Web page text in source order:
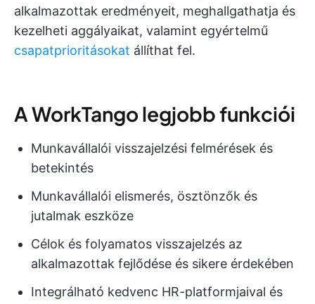
alkalmazottak eredményeit, meghallgathatja és
kezelheti aggályaikat, valamint egyértelmű
csapatprioritásokat állíthat fel.
A WorkTango legjobb funkciói
Munkavállalói visszajelzési felmérések és
betekintés
Munkavállalói elismerés, ösztönzők és
jutalmak eszköze
Célok és folyamatos visszajelzés az
alkalmazottak fejlődése és sikere érdekében
Integrálható kedvenc HR-platformjaival és